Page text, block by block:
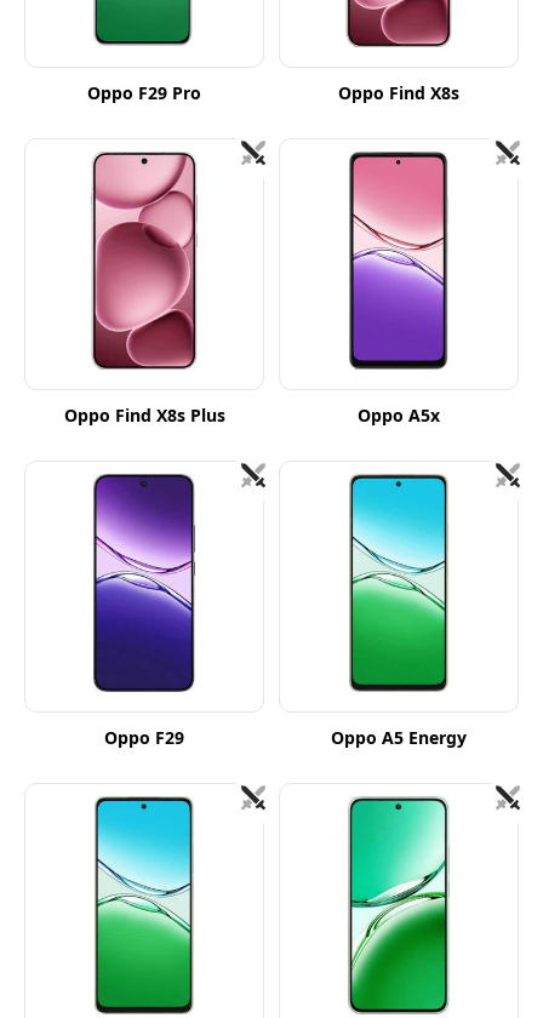
Oppo F29 Pro Oppo Find X8s
Oppo Find X8s Plus Oppo A5x
Oppo F29 Oppo A5 Energy